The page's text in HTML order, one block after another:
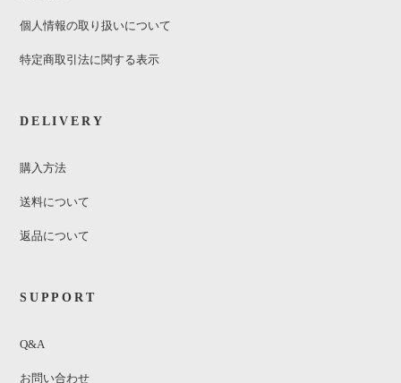
個人情報の取り扱いについて
特定商取引法に関する表示
DELIVERY
購入方法
送料について
返品について
SUPPORT
Q&A
お問い合わせ